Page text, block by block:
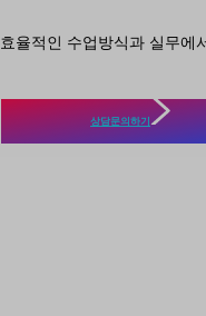
효율적인 수업방식과 실무에
상담문의하기